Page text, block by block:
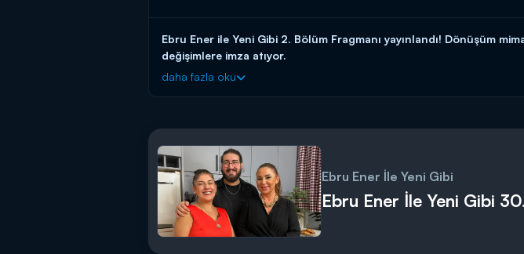
Ebru Ener ile Yeni Gibi 2. Bölüm Fragmanı yayınlandı! Dönüşüm
değişimlere imza atıyor.
Ebru Ener evlere yepyeni bir görünüm katıyor. Dekorasyona dair yeni
daha fazla oku
Ebru Ener İle Yeni Gibi
Ebru Ener İle Yeni Gibi